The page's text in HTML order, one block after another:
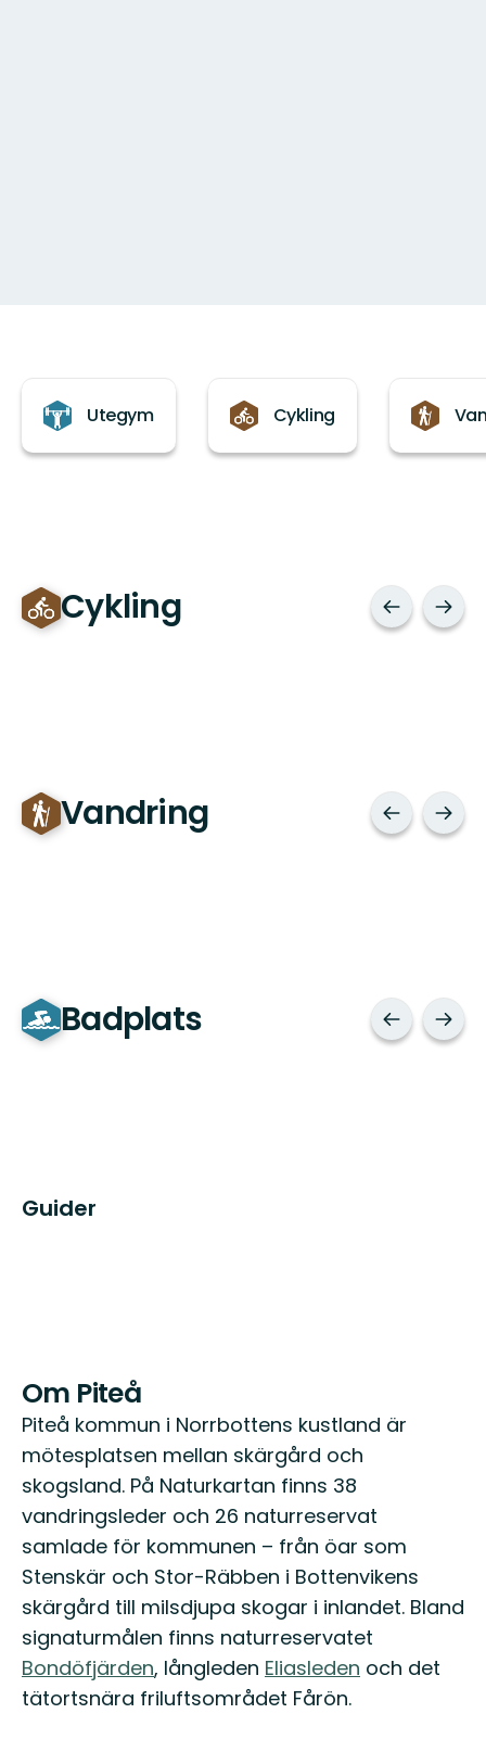
Utegym
Cykling
Cykling
Vandring
Badplats
Guider
Om Piteå
Piteå kommun i Norrbottens kustland är
mötesplatsen mellan skärgård och
skogsland. På Naturkartan finns 38
vandringsleder och 26 naturreservat
samlade för kommunen – från öar som
Stenskär och Stor-Räbben i Bottenvikens
skärgård till milsdjupa skogar i inlandet. Bland
signaturmålen finns naturreservatet
Bondöfjärden, långleden Eliasleden och det
tätortsnära friluftsområdet Fårön.